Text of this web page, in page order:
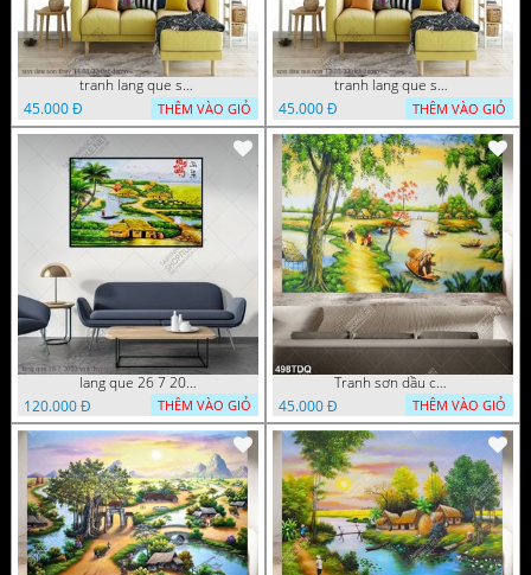
tranh lang que son dau son thuy 14 01 22 dat
45.000 Đ
THÊM VÀO GIỎ
tranh lang que son dau nui non 12 02 22 dat
45.000 Đ
THÊM VÀO GIỎ
lang que 26 7 2022 van
120.000 Đ
THÊM VÀO GIỎ
Tranh sơn dầu con đường mòn bên dòng sông đẹp nhất
45.000 Đ
THÊM VÀO GIỎ